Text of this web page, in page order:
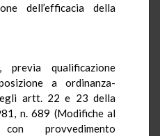
dell’efficacia della
qualificazione
a ordinanza-
artt. 22 e 23 della
n. 689 (Modifiche al
provvedimento